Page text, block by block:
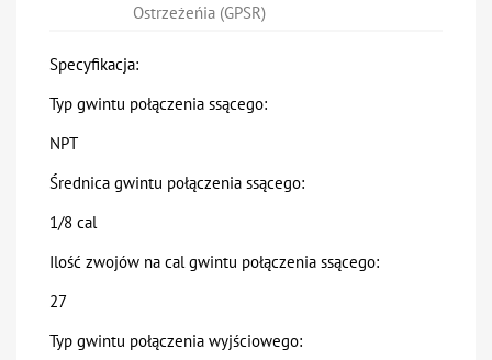
Ostrzeżeńia (GPSR)
Specyfikacja:
Typ gwintu połączenia ssącego:
NPT
Średnica gwintu połączenia ssącego:
1/8 cal
Ilość zwojów na cal gwintu połączenia ssącego:
27
Typ gwintu połączenia wyjściowego: